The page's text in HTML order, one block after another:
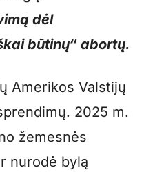
dėl
būtinų“ abortų.
Amerikos Valstijų
2025 m.
žemesnės
nurodė bylą